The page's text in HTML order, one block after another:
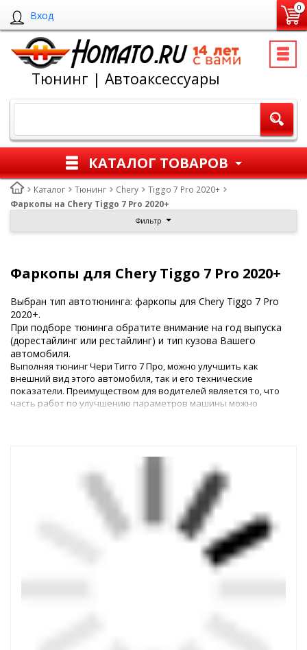
Вход
0
Тюнинг | Автоаксессуары
КАТАЛОГ ТОВАРОВ
Каталог Тюнинг Chery
Tiggo 7 Pro 2020+
Фаркопы на Chery Tiggo 7 Pro 2020+
Фильтр
Фаркопы для Chery Tiggo 7 Pro 2020+
Выбран тип автотюнинга: фаркопы для Chery Tiggo 7 Pro
2020+.
При подборе тюнинга обратите внимание на год выпуска
(дорестайлинг или рестайлинг) и тип кузова Вашего
автомобиля.
Выполняя тюнинг Чери Тигго 7 Про, можно улучшить как
внешний вид этого автомобиля, так и его технические
показатели. Преимуществом для водителей является то, что
часть работ по улучшению параметров машины можно